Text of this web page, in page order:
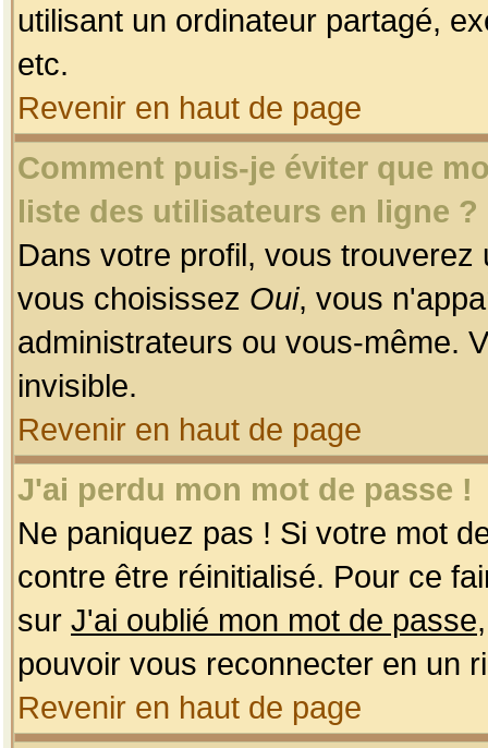
utilisant un ordinateur partagé,
etc.
Revenir en haut de page
Comment puis-je éviter que
liste des utilisateurs en ligne ?
Dans votre profil, vous
vous choisissez Oui, vous
administrateurs ou vous-même.
invisible.
Revenir en haut de page
J'ai perdu mon mot de passe !
Ne paniquez pas ! Si votre mot
contre être réinitialisé. Pour ce
sur J'ai oublié mon mot de passe
pouvoir vous reconnecter en un
Revenir en haut de page